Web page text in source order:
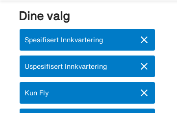
Dine valg
Fjern:
Spesifisert Innkvartering close
Fjern:
Uspesifisert Innkvartering close
Fjern:
Kun Fly close